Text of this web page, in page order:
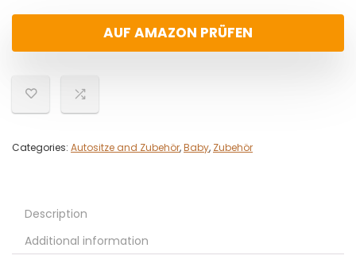
AUF AMAZON PRÜFEN
Categories: Autositze and Zubehör,Baby, Zubehör
Description
Additional information